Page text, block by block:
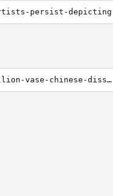
http://www.theguardian.com/world/2014/feb/17/florida-artist-smashes-1-million-vase-chinese-dissident-artist-ai-weiwei